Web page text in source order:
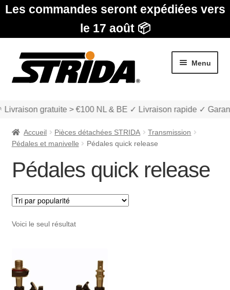
Les commandes seront expédiées vers
le 17 août 📦
Aller
la
Aller
contenu
Menu
Les Modèles
boutique
Panier
SOLDES
Livraison gratuite > €100 NL & BE ✓ Livraison rapide ✓
Accueil Pièces détachées STRIDA
Transmission
Pédales et manivelle
Pédales quick release
Pédales quick release
Voici le seul résultat